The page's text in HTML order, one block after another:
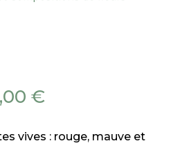
€
vives : rouge, mauve et